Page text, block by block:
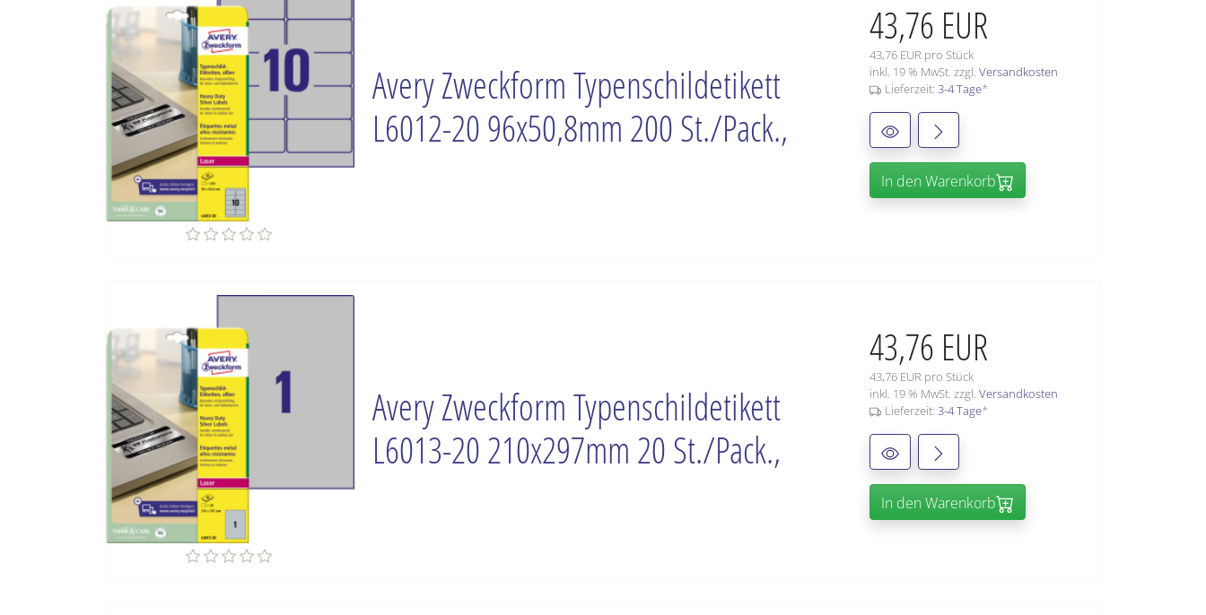
43,76 EUR
43,76 EUR pro Stück
inkl. 19 % MwSt. zzgl. Versandkosten
Lieferzeit: 3-4 Tage*
In den Warenkorb
Avery Zweckform Typenschildetikett
L6012-20 96x50,8mm 200 St./Pack.,
43,76 EUR
43,76 EUR pro Stück
inkl. 19 % MwSt. zzgl. Versandkosten
Lieferzeit: 3-4 Tage*
In den Warenkorb
Avery Zweckform Typenschildetikett
L6013-20 210x297mm 20 St./Pack.,